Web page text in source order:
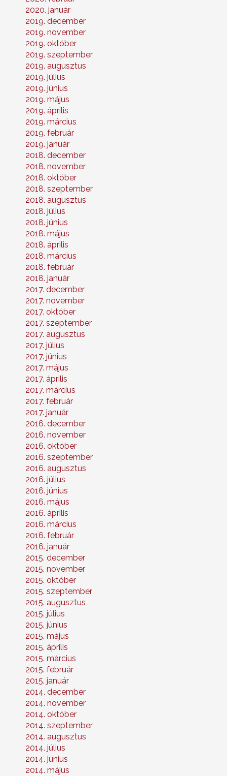
2020. január
2019. december
2019. november
2019. október
2019. szeptember
2019. augusztus
2019. július
2019. június
2019. május
2019. április
2019. március
2019. február
2019. január
2018. december
2018. november
2018. október
2018. szeptember
2018. augusztus
2018. július
2018. június
2018. május
2018. április
2018. március
2018. február
2018. január
2017. december
2017. november
2017. október
2017. szeptember
2017. augusztus
2017. július
2017. június
2017. május
2017. április
2017. március
2017. február
2017. január
2016. december
2016. november
2016. október
2016. szeptember
2016. augusztus
2016. július
2016. június
2016. május
2016. április
2016. március
2016. február
2016. január
2015. december
2015. november
2015. október
2015. szeptember
2015. augusztus
2015. július
2015. június
2015. május
2015. április
2015. március
2015. február
2015. január
2014. december
2014. november
2014. október
2014. szeptember
2014. augusztus
2014. július
2014. június
2014. május